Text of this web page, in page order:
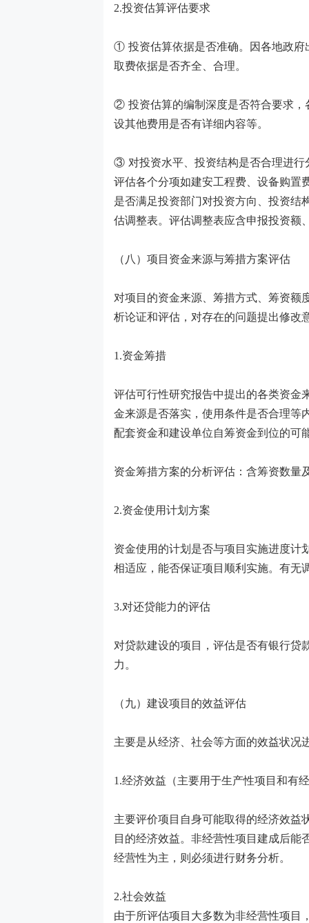
2.投资估算评估要求
① 投资估算依据是否准确。因各地政府
取费依据是否齐全、合理。
② 投资估算的编制深度是否符合要求，
设其他费用是否有详细内容等。
③ 对投资水平、投资结构是否合理进行
评估各个分项如建安工程费、设备购置
是否满足投资部门对投资方向、投资结
估调整表。评估调整表应含申报投资额
（八）项目资金来源与筹措方案评估
对项目的资金来源、筹措方式、筹资额
析论证和评估，对存在的问题提出修改
1.资金筹措
评估可行性研究报告中提出的各类资金
金来源是否落实，使用条件是否合理等
配套资金和建设单位自筹资金到位的可
资金筹措方案的分析评估：含筹资数量
2.资金使用计划方案
资金使用的计划是否与项目实施进度计
相适应，能否保证项目顺利实施。有无
3.对还贷能力的评估
对贷款建设的项目，评估是否有银行贷
力。
（九）建设项目的效益评估
主要是从经济、社会等方面的效益状况
1.经济效益（主要用于生产性项目和有
主要评价项目自身可能取得的经济效益
目的经济效益。非经营性项目建成后
经营性为主，则必须进行财务分析。
2.社会效益
由于所评估项目大多数为非经营性项目